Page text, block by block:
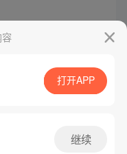
打开APP
继续
5